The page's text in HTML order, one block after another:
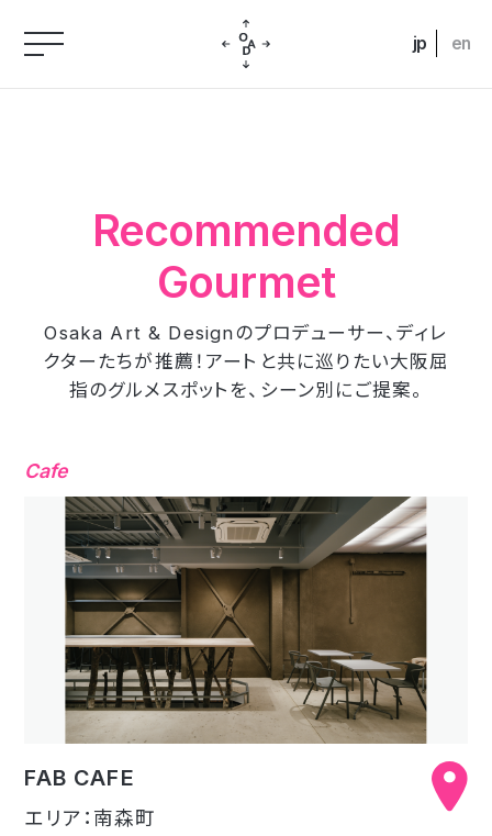
jp en
Recommended
Gourmet
Osaka Art & Designのプロデューサー、ディレ
クターたちが推薦！ アートと共に巡りたい大阪屈
指のグルメスポットを、シーン別にご提案。
Cafe
FAB CAFE
エリア：南森町